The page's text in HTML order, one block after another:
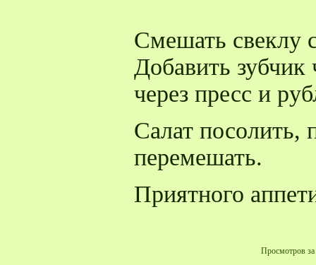
Смешать свеклу
Добавить
через пресс и
Салат посолить,
перемешать.
Приятного
Просмотров за